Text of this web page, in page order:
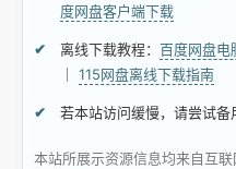
度网盘客户端下载
离线下载教程： 百度网盘电
｜ 115网盘离线下载指南
若本站访问缓慢，请尝试备
本站所展示资源信息均来自互